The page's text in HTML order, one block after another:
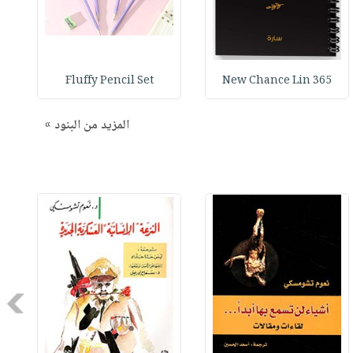
365 New Chance Lin
Fluffy Pencil Set
المزيد من البنود »